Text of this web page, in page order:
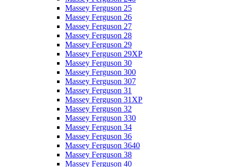
Massey Ferguson 25
Massey Ferguson 26
Massey Ferguson 27
Massey Ferguson 28
Massey Ferguson 29
Massey Ferguson 29XP
Massey Ferguson 30
Massey Ferguson 300
Massey Ferguson 307
Massey Ferguson 31
Massey Ferguson 31XP
Massey Ferguson 32
Massey Ferguson 330
Massey Ferguson 34
Massey Ferguson 36
Massey Ferguson 3640
Massey Ferguson 38
Massey Ferguson 40